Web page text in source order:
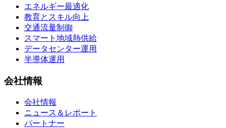
エネルギー最適化
教育とスキル向上
交通流量制御
スマート地域熱供給
データセンター運用
半導体運用
会社情報
会社情報
ニュース＆レポート
パートナー